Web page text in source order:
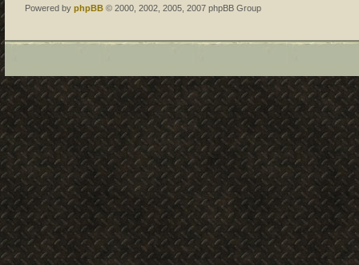
Powered by phpBB © 2000, 2002, 2005, 2007 phpBB Group